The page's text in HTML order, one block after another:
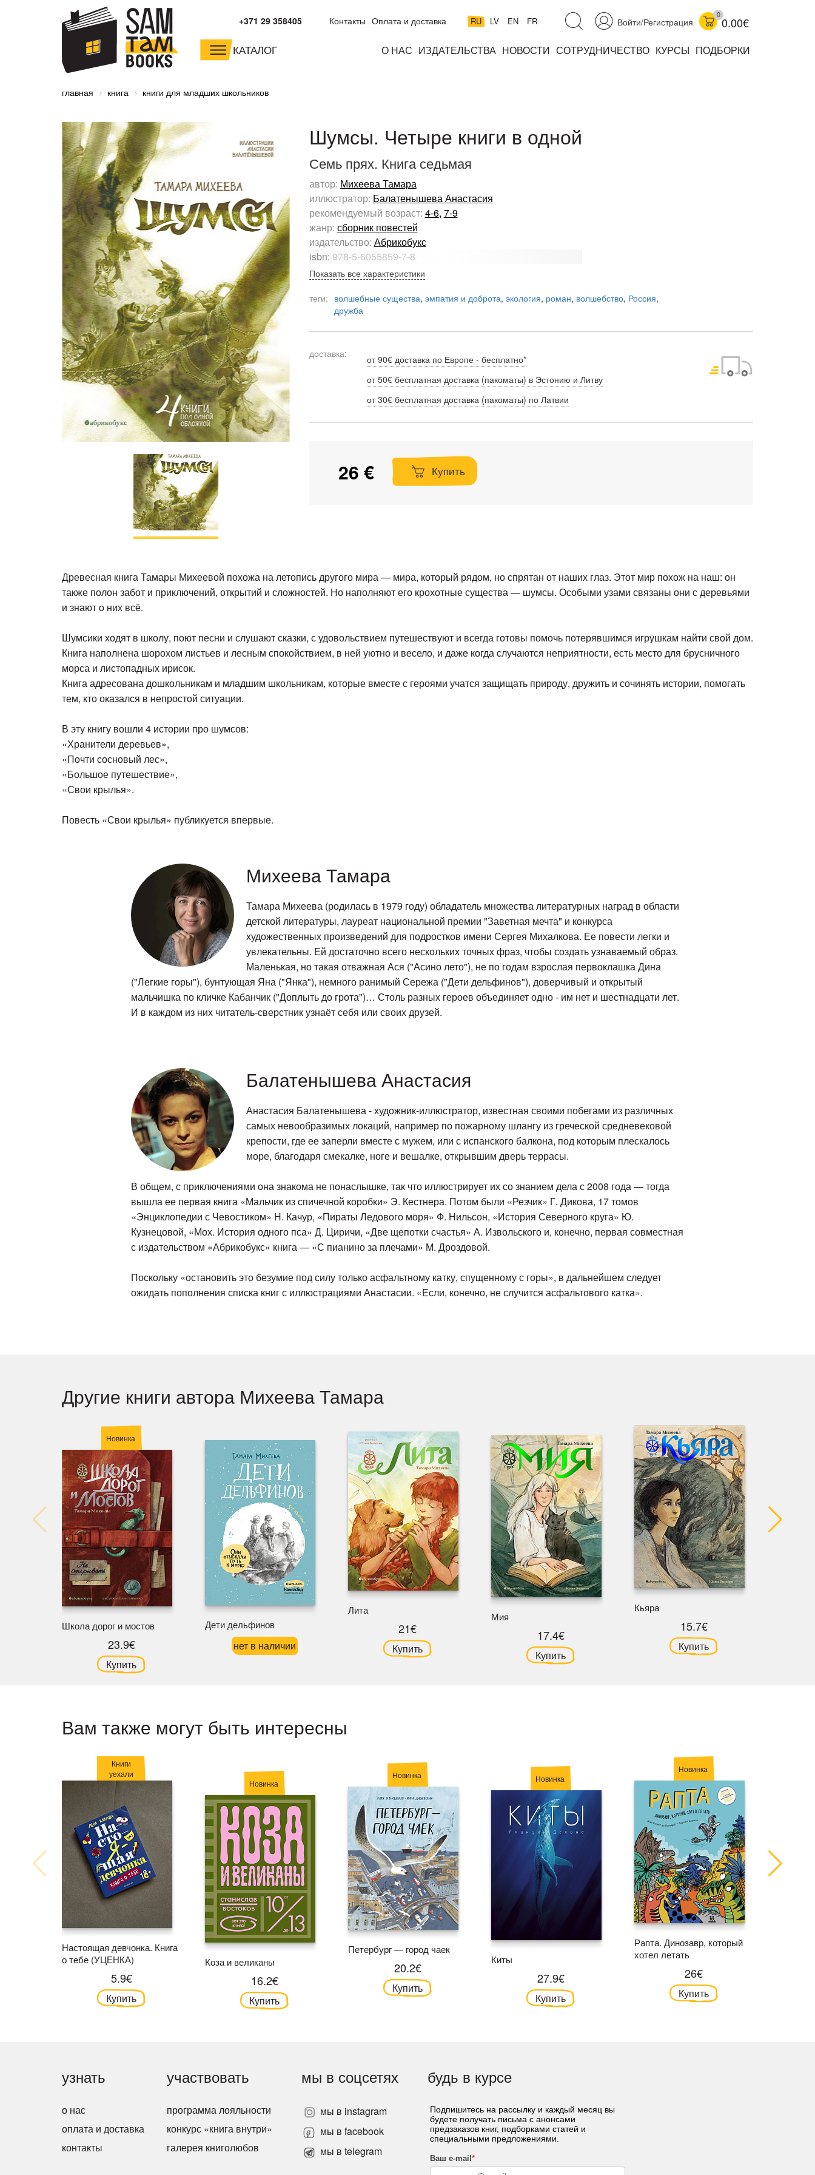
Войти/Регистрация
0
0.00€
RU LV EN FR
Контакты Оплата и доставка
+371 29 358405
КАТАЛОГ О НАС ИЗДАТЕЛЬСТВА НОВОСТИ СОТРУДНИЧЕСТВО КУРСЫ ПОДБОРКИ
малышам и
дошкольникам
младшим школьникам
главная книга книги для младших школьников
Шумсы. Четыре книги в одной
Семь прях. Книга седьмая
автор: Михеева Тамара
иллюстратор: Балатенышева Анастасия
рекомендуемый возраст: 4-6, 7-9
жанр: сборник повестей
издательство: Абрикобукс
isbn: 978-5-6055859-7-8
Показать все характеристики
теги: волшебные существа, эмпатия и доброта, экология, роман, волшебство, Россия,
дружба
доставка:
от 90€ доставка по Европе - бесплатно*
от 50€ бесплатная доставка (пакоматы) в Эстонию и Литву
от 30€ бесплатная доставка (пакоматы) по Латвии
26 € Купить
Древесная книга Тамары Михеевой похожа на летопись другого мира — мира, который рядом, но спрятан от наших глаз. Этот мир похож на наш: он
также полон забот и приключений, открытий и сложностей. Но наполняют его крохотные существа — шумсы. Особыми узами связаны они с деревьями
и знают о них всё.
Шумсики ходят в школу, поют песни и слушают сказки, с удовольствием путешествуют и всегда готовы помочь потерявшимся игрушкам найти свой дом.
Книга наполнена шорохом листьев и лесным спокойствием, в ней уютно и весело, и даже когда случаются неприятности, есть место для брусничного
морса и листопадных ирисок.
Книга адресована дошкольникам и младшим школьникам, которые вместе с героями учатся защищать природу, дружить и сочинять истории, помогать
тем, кто оказался в непростой ситуации.
В эту книгу вошли 4 истории про шумсов:
«Хранители деревьев»,
«Почти сосновый лес»,
«Большое путешествие»,
«Свои крылья».
Повесть «Свои крылья» публикуется впервые.
Михеева Тамара
Тамара Михеева (родилась в 1979 году) обладатель множества литературных наград в области
детской литературы, лауреат национальной премии "Заветная мечта" и конкурса
художественных произведений для подростков имени Сергея Михалкова. Ее повести легки и
увлекательны. Ей достаточно всего нескольких точных фраз, чтобы создать узнаваемый образ.
Маленькая, но такая отважная Ася ("Асино лето"), не по годам взрослая первоклашка Дина
("Легкие горы"), бунтующая Яна ("Янка"), немного ранимый Сережа ("Дети дельфинов"), доверчивый и открытый
мальчишка по кличке Кабанчик ("Доплыть до грота")… Столь разных героев объединяет одно - им нет и шестнадцати лет.
И в каждом из них читатель-сверстник узнаёт себя или своих друзей.
Балатенышева Анастасия
Анастасия Балатенышева - художник-иллюстратор, известная своими побегами из различных
самых невообразимых локаций, например по пожарному шлангу из греческой средневековой
крепости, где ее заперли вместе с мужем, или с испанского балкона, под которым плескалось
море, благодаря смекалке, ноге и вешалке, открывшим дверь террасы.
В общем, с приключениями она знакома не понаслышке, так что иллюстрирует их со знанием дела с 2008 года — тогда
вышла ее первая книга «Мальчик из спичечной коробки» Э. Кестнера. Потом были «Резчик» Г. Дикова, 17 томов
«Энциклопедии с Чевостиком» Н. Качур, «Пираты Ледового моря» Ф. Нильсон, «История Северного круга» Ю.
Кузнецовой, «Мох. История одного пса» Д. Циричи, «Две щепотки счастья» А. Извольского и, конечно, первая совместная
с издательством «Абрикобукс» книга — «С пианино за плечами» М. Дроздовой.
Поскольку «остановить это безумие под силу только асфальтному катку, спущенному с горы», в дальнейшем следует
ожидать пополнения списка книг с иллюстрациями Анастасии. «Если, конечно, не случится асфальтового катка».
Другие книги автора Михеева Тамара
Новинка
Школа дорог и мостов
23.9€
Купить
Дети дельфинов
нет в наличии
Лита
21€
Купить
Мия
17.4€
Купить
Кьяра
15.7€
Купить
Вам также могут быть интересны
Книги
уехали
Настоящая девчонка. Книга
о тебе (УЦЕНКА)
5.9€
Купить
Новинка
Коза и великаны
16.2€
Купить
Новинка
Петербург — город чаек
20.2€
Купить
Новинка
Киты
27.9€
Купить
Новинка
Рапта. Динозавр, который
хотел летать
26€
Купить
узнать
о нас
оплата и доставка
контакты
участвовать
программа лояльности
конкурс «книга внутри»
галерея книголюбов
мы в соцсетях
мы в instagram
мы в facebook
мы в telegram
будь в курсе
Подпишитесь на рассылку и каждый месяц вы
будете получать письма с анонсами
предзаказов книг, подборками статей и
специальными предложениями.
Ваш e-mail *